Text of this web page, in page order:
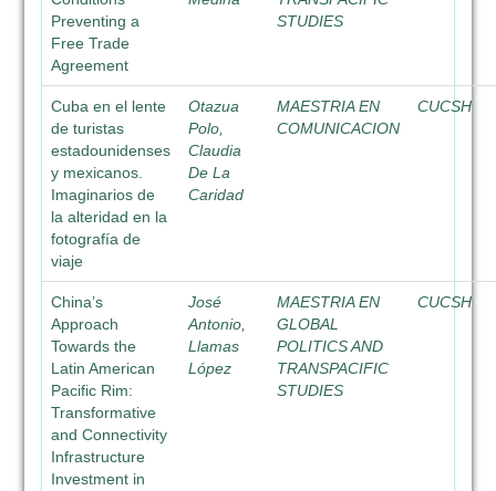
Preventing a
Free Trade
Agreement
STUDIES
Cuba en el lente
de turistas
estadounidenses
y mexicanos.
Imaginarios de
la alteridad en la
fotografía de
viaje
Otazua
Polo,
Claudia
De La
Caridad
MAESTRIA EN
COMUNICACION
CUCSH
China’s
Approach
Towards the
Latin American
Pacific Rim:
Transformative
and Connectivity
Infrastructure
Investment in
José
Antonio,
Llamas
López
MAESTRIA EN
GLOBAL
POLITICS AND
TRANSPACIFIC
STUDIES
CUCSH